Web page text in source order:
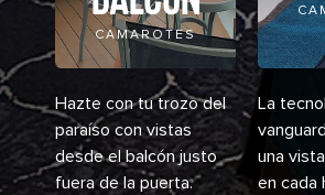
CAMAROTES
Hazte con tu trozo del
paraíso con vistas
desde el balcón justo
fuera de la puerta.
La
una
en cada